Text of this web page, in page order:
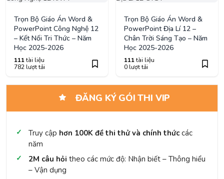
Trọn Bộ Giáo Án Word &
PowerPoint Công Nghệ 12
– Kết Nối Tri Thức – Năm
Học 2025-2026
111tài liệu
782 lượt tải
Trọn Bộ Giáo Án Word &
PowerPoint Địa Lí 12 –
Chân Trời Sáng Tạo – Năm
Học 2025-2026
111tài liệu
0 lượt tải
ĐĂNG KÝ GÓI THI VIP
Truy cập hơn 100K đề thi thử và chính thứccác
năm
2M câu hỏi theo các mức độ: Nhận biết – Thông hiểu
– Vận dụng